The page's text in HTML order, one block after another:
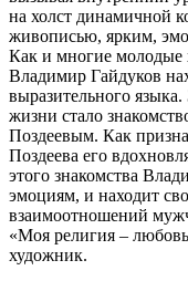
на холст динамичной
живописью, ярким,
Как и многие молодые
Владимир Гайдуков
выразительного
жизни стало
Поздеевым. Как
Поздеева его
этого знакомства
эмоциям, и находит
взаимоотношений
«Моя религия –
художник.